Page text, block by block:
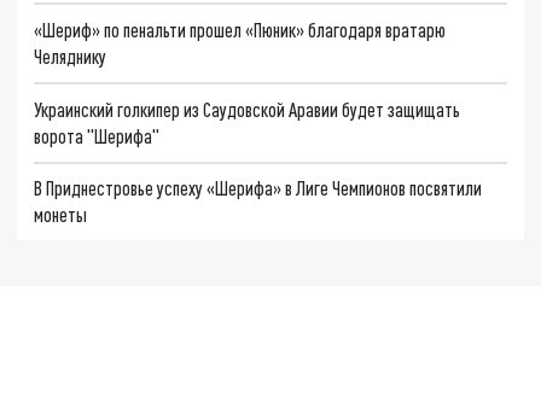
«Шериф» по пенальти прошел «Пюник» благодаря вратарю
Челяднику
Украинский голкипер из Саудовской Аравии будет защищать
ворота "Шерифа"
В Приднестровье успеху «Шерифа» в Лиге Чемпионов посвятили
монеты